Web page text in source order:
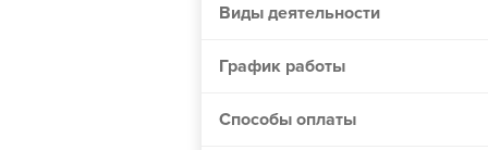
Борисполь
Виды деятельности
График работы
Способы оплаты